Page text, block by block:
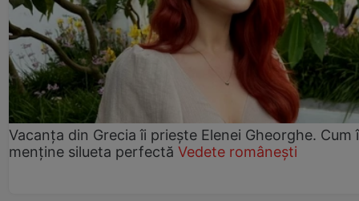
Vacanța din Grecia îi priește Elenei Gheorghe. Cum
menține silueta perfectă Vedete românești